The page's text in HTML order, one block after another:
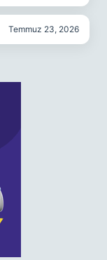
Temmuz 23, 2026